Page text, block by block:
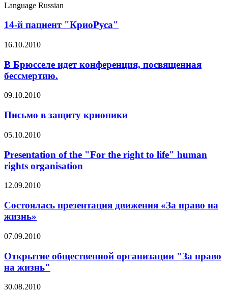
Language Russian
14-й пациент "КриоРуса"
16.10.2010
В Брюсселе идет конференция, посвященная
бессмертию.
09.10.2010
Письмо в защиту крионики
05.10.2010
Presentation of the "For the right to life" human
rights organisation
12.09.2010
Состоялась презентация движения «За право на
жизнь»
07.09.2010
Открытие общественной организации "За право
на жизнь"
30.08.2010